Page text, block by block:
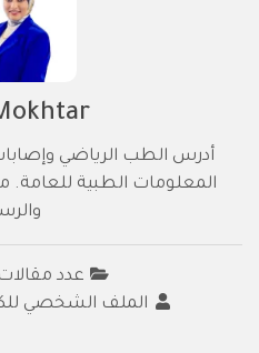
أدرس الطب الرياضي
المعلومات الطبية للعامة.
عدد مقالات
الملف الشخصي